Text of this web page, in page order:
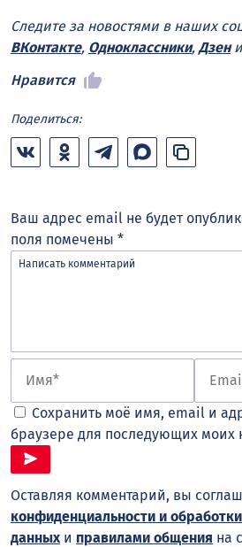
Следите за новостями в наших
ВКонтакте, Одноклассники, Дзени
Нравится
Поделиться:
Ваш адрес email не будет
поля помечены *
Сохранить моё имя, email и
браузере для последующих моих
Оставляя комментарий, вы
конфиденциальности и
данных и правилами общения на